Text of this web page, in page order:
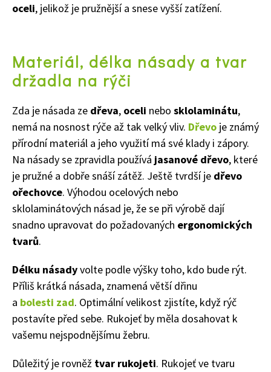
oceli, jelikož je pružnější a snese vyšší zatížení.
Materiál, délka násady a tvar
držadla na rýči
Zda je násada ze dřeva, oceli nebo sklolaminátu,
nemá na nosnost rýče až tak velký vliv. Dřevo je známý
přírodní materiál a jeho využití má své klady i zápory.
Na násady se zpravidla používá jasanové dřevo, které
je pružné a dobře snáší zátěž. Ještě tvrdší je dřevo
ořechovce. Výhodou ocelových nebo
sklolaminátových násad je, že se při výrobě dají
snadno upravovat do požadovaných ergonomických
tvarů.
Délku násadyvolte podle výšky toho, kdo bude rýt.
Příliš krátká násada, znamená větší dřinu
a bolesti zad. Optimální velikost zjistíte, když rýč
postavíte před sebe. Rukojeť by měla dosahovat k
vašemu nejspodnějšímu žebru.
Důležitý je rovněž tvar rukojeti. Rukojeť ve tvaru